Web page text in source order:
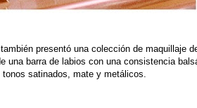
presentó una colección de maquillaje
una barra de labios con una consistencia
satinados, mate y metálicos.